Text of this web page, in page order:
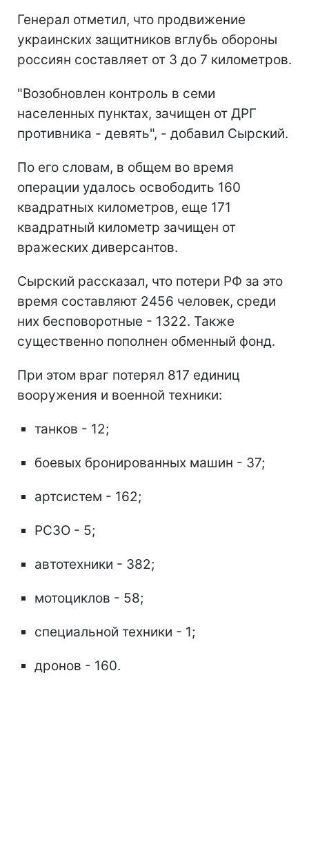
Генерал отметил, что продвижение
украинских защитников вглубь обороны
россиян составляет от 3 до 7 километров.
"Возобновлен контроль в семи
населенных пунктах, зачищен от ДРГ
противника - девять", - добавил Сырский.
По его словам, в общем во время
операции удалось освободить 160
квадратных километров, еще 171
квадратный километр зачищен от
вражеских диверсантов.
Сырский рассказал, что потери РФ за это
время составляют 2456 человек, среди
них бесповоротные - 1322. Также
существенно пополнен обменный фонд.
При этом враг потерял 817 единиц
вооружения и военной техники:
танков - 12;
боевых бронированных машин - 37;
артсистем - 162;
РСЗО - 5;
автотехники - 382;
​​мотоциклов - 58;
специальной техники - 1;
дронов - 160.